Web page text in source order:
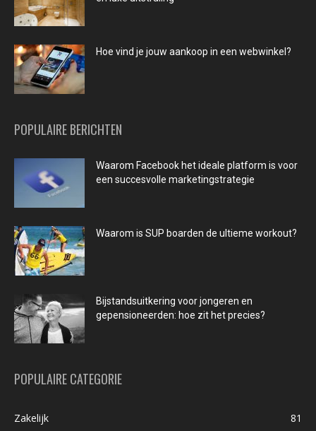
Hoe vind je jouw aankoop in een webwinkel?
POPULAIRE BERICHTEN
Waarom Facebook het ideale platform is voor
een succesvolle marketingstrategie
Waarom is SUP boarden de ultieme workout?
Bijstandsuitkering voor jongeren en
gepensioneerden: hoe zit het precies?
POPULAIRE CATEGORIE
Zakelijk
81